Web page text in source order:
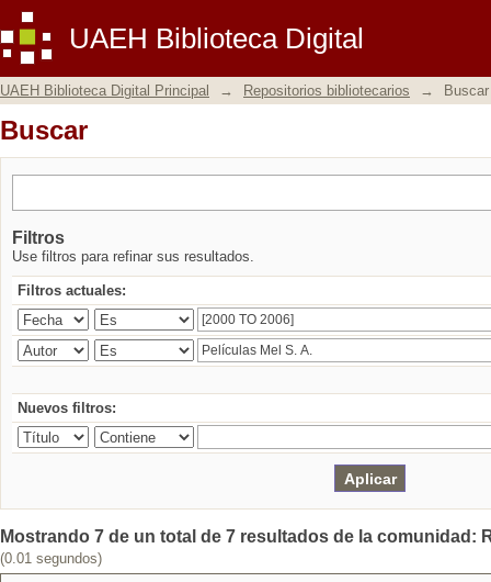
UAEH Biblioteca Digital
Buscar
UAEH Biblioteca Digital Principal → Repositorios bibliotecarios → Buscar
Buscar
Filtros
Use filtros para refinar sus resultados.
Filtros actuales:
Nuevos filtros:
Mostrando 7 de un total de 7 resultados de la comunidad:
(0.01 segundos)